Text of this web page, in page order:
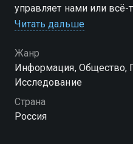
управляет нами или
Ответы на эти вопросы -
Посмотреть онлайн 1
элемент вы можете
хорошем HD качестве на
Читать дальше
Жанр
Информация, Общество,
Исследование
Страна
Россия